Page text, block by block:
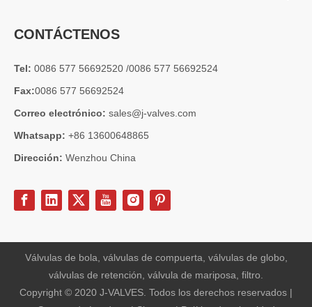
2026-06-26
Guía de selección de válvulas de retención oscilantes Clase 150 de 18'~30' | Solución técnica de acero al carbono WCB de J-VALVES
CONTÁCTENOS
Tel: 0086 577 56692520 /0086 577 56692524
Fax:0086 577 56692524
Correo electrónico: sales@j-valves.com
Whatsapp: +86 13600648865
Dirección: Wenzhou China
Válvulas de bola, válvulas de compuerta, válvulas de globo,
válvulas de retención, válvula de mariposa, filtro.
Copyright © 2020 J-VALVES. Todos los derechos reservados |